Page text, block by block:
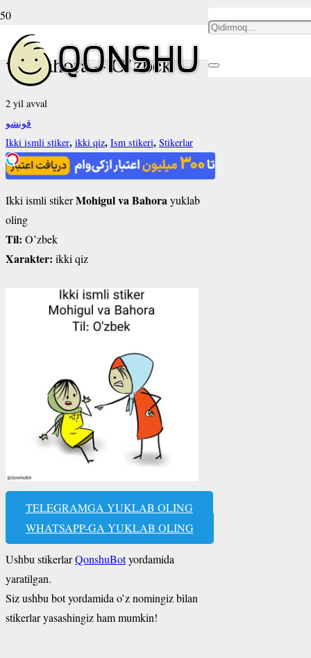
Ikki ismli stiker Mohigul
va Bahora – O’zbek
2 yil avval
قونشو
Ikki ismli stiker, ikki qiz, Ism stikeri, Stikerlar
Ikki ismli stikerMohigul va Bahorayuklab
oling
Til: O’zbek
Xarakter: ikki qiz
TELEGRAMGA YUKLAB OLING
WHATSAPP-GA YUKLAB OLING
Ushbu stikerlarQonshuBotyordamida
yaratilgan.
Siz ushbu bot yordamida o’z nomingiz bilan
stikerlar yasashingiz ham mumkin!